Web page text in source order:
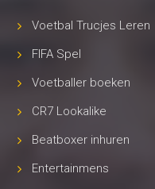
Voetbal Trucjes Leren
FIFA Spel
Voetballer boeken
CR7 Lookalike
Beatboxer inhuren
Entertainmens